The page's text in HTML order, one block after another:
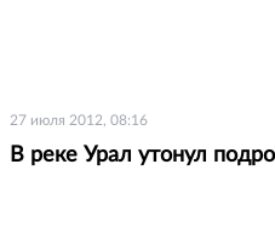
27 июля 2012, 08:16
В реке Урал утонул